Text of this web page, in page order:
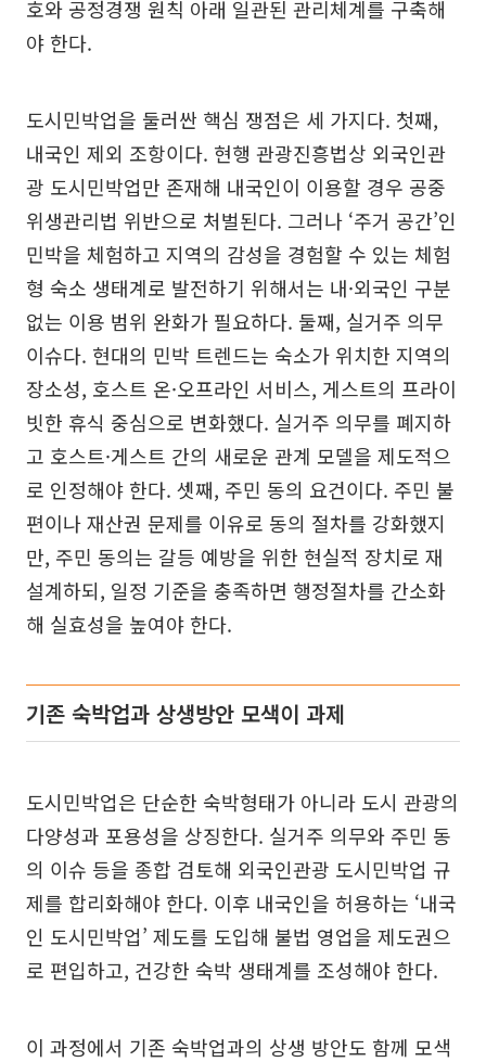
호와 공정경쟁 원칙 아래 일관된 관리체계를 구축해
야 한다.
도시민박업을 둘러싼 핵심 쟁점은 세 가지다. 첫째,
내국인 제외 조항이다. 현행 관광진흥법상 외국인관
광 도시민박업만 존재해 내국인이 이용할 경우 공중
위생관리법 위반으로 처벌된다. 그러나 ‘주거 공간’인
민박을 체험하고 지역의 감성을 경험할 수 있는 체험
형 숙소 생태계로 발전하기 위해서는 내·외국인 구분
없는 이용 범위 완화가 필요하다. 둘째, 실거주 의무
이슈다. 현대의 민박 트렌드는 숙소가 위치한 지역의
장소성, 호스트 온·오프라인 서비스, 게스트의 프라이
빗한 휴식 중심으로 변화했다. 실거주 의무를 폐지하
고 호스트·게스트 간의 새로운 관계 모델을 제도적으
로 인정해야 한다. 셋째, 주민 동의 요건이다. 주민 불
편이나 재산권 문제를 이유로 동의 절차를 강화했지
만, 주민 동의는 갈등 예방을 위한 현실적 장치로 재
설계하되, 일정 기준을 충족하면 행정절차를 간소화
해 실효성을 높여야 한다.
기존 숙박업과 상생방안 모색이 과제
도시민박업은 단순한 숙박형태가 아니라 도시 관광의
다양성과 포용성을 상징한다. 실거주 의무와 주민 동
의 이슈 등을 종합 검토해 외국인관광 도시민박업 규
제를 합리화해야 한다. 이후 내국인을 허용하는 ‘내국
인 도시민박업’ 제도를 도입해 불법 영업을 제도권으
로 편입하고, 건강한 숙박 생태계를 조성해야 한다.
이 과정에서 기존 숙박업과의 상생 방안도 함께 모색